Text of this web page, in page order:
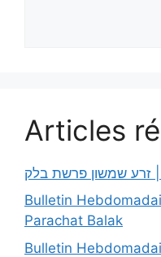
Articles
| זרע שמשון פרשת בלק
Bulletin
Parachat Balak
Bulletin